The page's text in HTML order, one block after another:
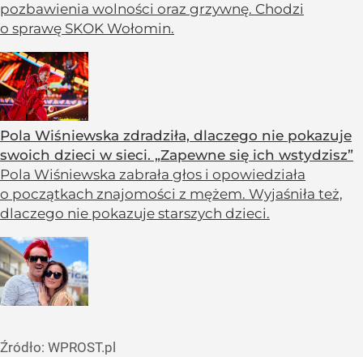
pozbawienia wolności oraz grzywnę. Chodzi
o sprawę SKOK Wołomin.
Pola Wiśniewska zdradziła, dlaczego nie pokazuje
swoich dzieci w sieci. „Zapewne się ich wstydzisz”
Pola Wiśniewska zabrała głos i opowiedziała
o początkach znajomości z mężem. Wyjaśniła też,
dlaczego nie pokazuje starszych dzieci.
Źródło: WPROST.pl